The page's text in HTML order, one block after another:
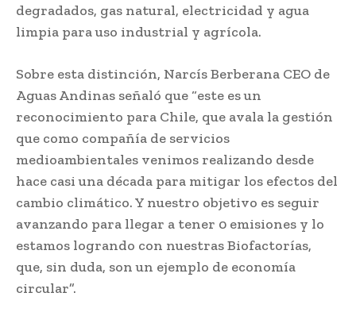
degradados, gas natural, electricidad y agua
limpia para uso industrial y agrícola.
Sobre esta distinción, Narcís Berberana CEO de
Aguas Andinas señaló que “este es un
reconocimiento para Chile, que avala la gestión
que como compañía de servicios
medioambientales venimos realizando desde
hace casi una década para mitigar los efectos del
cambio climático. Y nuestro objetivo es seguir
avanzando para llegar a tener 0 emisiones y lo
estamos logrando con nuestras Biofactorías,
que, sin duda, son un ejemplo de economía
circular”.